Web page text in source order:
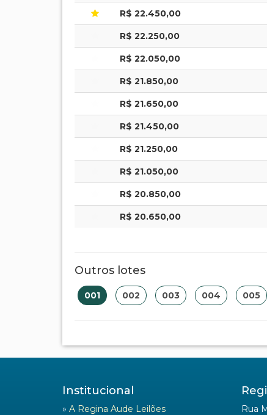
R$ 22.450,00
R$ 22.250,00
R$ 22.050,00
R$ 21.850,00
R$ 21.650,00
R$ 21.450,00
R$ 21.250,00
R$ 21.050,00
R$ 20.850,00
R$ 20.650,00
Outros lotes
001 002 003 004 005
Institucional
» A Regina Aude Leilões
Rua